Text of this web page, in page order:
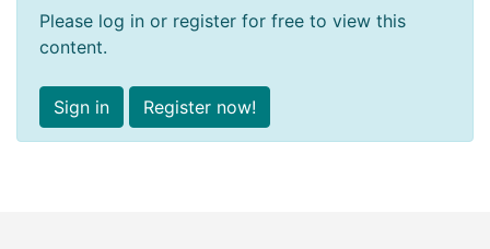
Please log in or register for free to view this
content.
Sign in Register now!